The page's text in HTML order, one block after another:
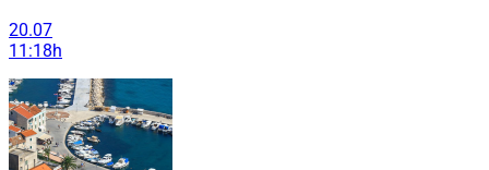
20.07
11:18h